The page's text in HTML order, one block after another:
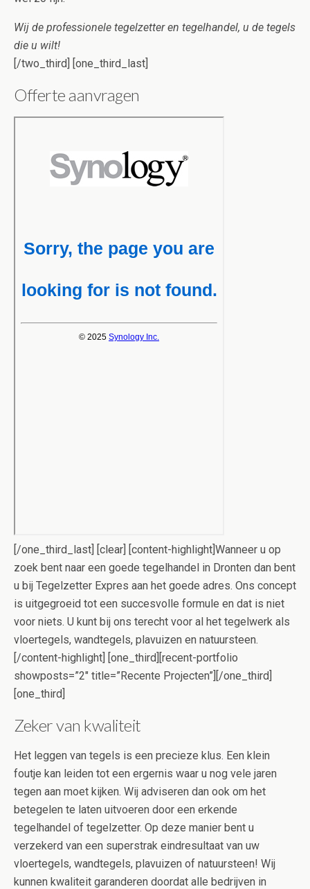
Wij de professionele tegelzetter en tegelhandel, u de tegels
die u wilt!
[/two_third] [one_third_last]
Offerte aanvragen
[/one_third_last] [clear] [content-highlight]Wanneer u op
zoek bent naar een goede tegelhandel in Dronten dan bent
u bij Tegelzetter Expres aan het goede adres. Ons concept
is uitgegroeid tot een succesvolle formule en dat is niet
voor niets. U kunt bij ons terecht voor al het tegelwerk als
vloertegels, wandtegels, plavuizen en natuursteen.
[/content-highlight] [one_third][recent-portfolio
showposts=”2″ title=”Recente Projecten”][/one_third]
[one_third]
Zeker van kwaliteit
Het leggen van tegels is een precieze klus. Een klein
foutje kan leiden tot een ergernis waar u nog vele jaren
tegen aan moet kijken. Wij adviseren dan ook om het
betegelen te laten uitvoeren door een erkende
tegelhandel of tegelzetter. Op deze manier bent u
verzekerd van een superstrak eindresultaat van uw
vloertegels, wandtegels, plavuizen of natuursteen! Wij
kunnen kwaliteit garanderen doordat alle bedrijven in